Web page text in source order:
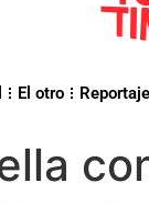
El otro